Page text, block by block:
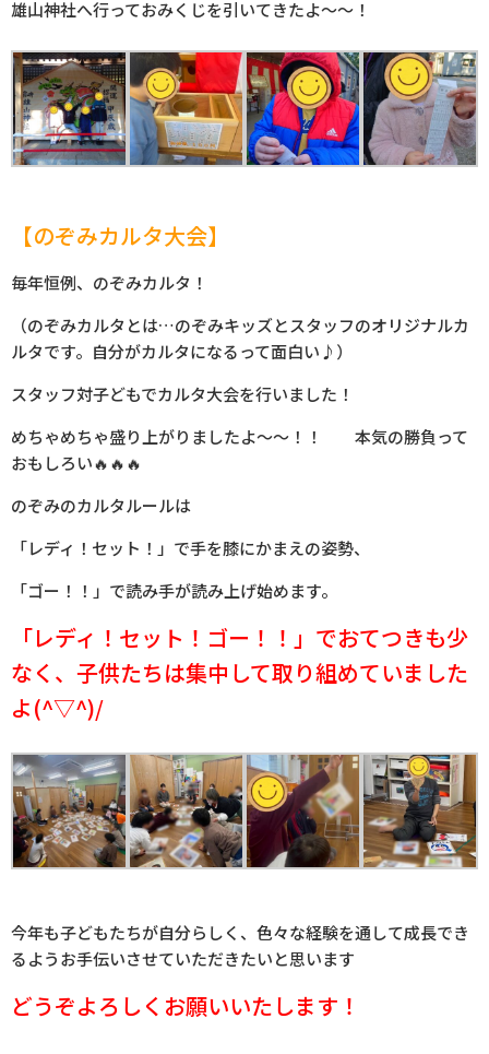
雄山神社へ行っておみくじを引いてきたよ～～！
【のぞみカルタ大会】
毎年恒例、のぞみカルタ！
（のぞみカルタとは…のぞみキッズとスタッフのオリジナルカ
ルタです。自分がカルタになるって面白い♪）
スタッフ対子どもでカルタ大会を行いました！
めちゃめちゃ盛り上がりましたよ～～！！ 本気の勝負って
おもしろい🔥🔥🔥
のぞみのカルタルールは
「レディ！セット！」で手を膝にかまえの姿勢、
「ゴー！！」で読み手が読み上げ始めます。
「レディ！セット！ゴー！！」でおてつきも少
なく、子供たちは集中して取り組めていました
よ(^▽^)/
今年も子どもたちが自分らしく、色々な経験を通して成長でき
るようお手伝いさせていただきたいと思います
どうぞよろしくお願いいたします！